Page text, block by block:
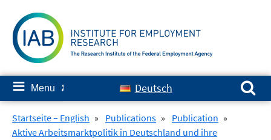
content
≡ Menu ✘ Deutsch
Search for:
Startseite – English » Publications » Publication »
Aktive Arbeitsmarktpolitik in Deutschland und ihre